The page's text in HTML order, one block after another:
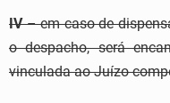
IV– em caso de
o despacho, será
vinculada ao Juízo